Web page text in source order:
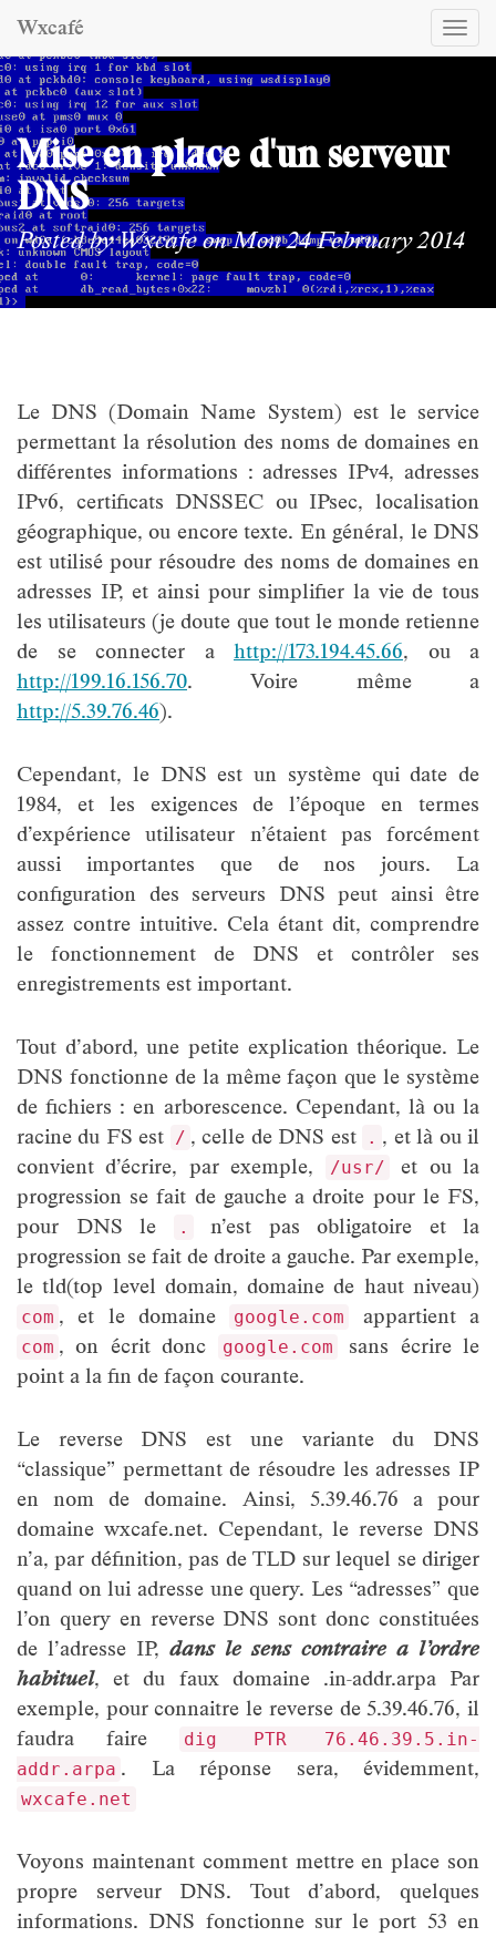
Wxcafé
Mise en place d'un serveur
DNS
Posted byWxcafeon Mon 24 February 2014
Le DNS (Domain Name System) est le service
permettant la résolution des noms de domaines en
différentes informations : adresses IPv4, adresses
IPv6, certificats DNSSEC ou IPsec, localisation
géographique, ou encore texte. En général, le DNS
est utilisé pour résoudre des noms de domaines en
adresses IP, et ainsi pour simplifier la vie de tous
les utilisateurs (je doute que tout le monde retienne
de se connecter a http://173.194.45.66, ou a
http://199.16.156.70. Voire même a
http://5.39.76.46).
Cependant, le DNS est un système qui date de
1984, et les exigences de l’époque en termes
d’expérience utilisateur n’étaient pas forcément
aussi importantes que de nos jours. La
configuration des serveurs DNS peut ainsi être
assez contre intuitive. Cela étant dit, comprendre
le fonctionnement de DNS et contrôler ses
enregistrements est important.
Tout d’abord, une petite explication théorique. Le
DNS fonctionne de la même façon que le système
de fichiers : en arborescence. Cependant, là ou la
racine du FS est / , celle de DNS est . , et là ou il
convient d’écrire, par exemple,
/usr/
et ou la
progression se fait de gauche a droite pour le FS,
pour DNS le
.
n’est pas obligatoire et la
progression se fait de droite a gauche. Par exemple,
le tld(top level domain, domaine de haut niveau)
com , et le domaine google.com appartient a
com , on écrit donc google.com
sans écrire le
point a la fin de façon courante.
Le reverse DNS est une variante du DNS
“classique” permettant de résoudre les adresses IP
en nom de domaine. Ainsi, 5.39.46.76 a pour
domaine wxcafe.net. Cependant, le reverse DNS
n’a, par définition, pas de TLD sur lequel se diriger
quand on lui adresse une query. Les “adresses” que
l’on query en reverse DNS sont donc constituées
de l’adresse IP, dans le sens contraire a l’ordre
habituel, et du faux domaine .in-addr.arpa Par
exemple, pour connaitre le reverse de 5.39.46.76, il
faudra faire
dig PTR 76.46.39.5.in-
addr.arpa . La réponse sera, évidemment,
wxcafe.net
Voyons maintenant comment mettre en place son
propre serveur DNS. Tout d’abord, quelques
informations. DNS fonctionne sur le port 53 en